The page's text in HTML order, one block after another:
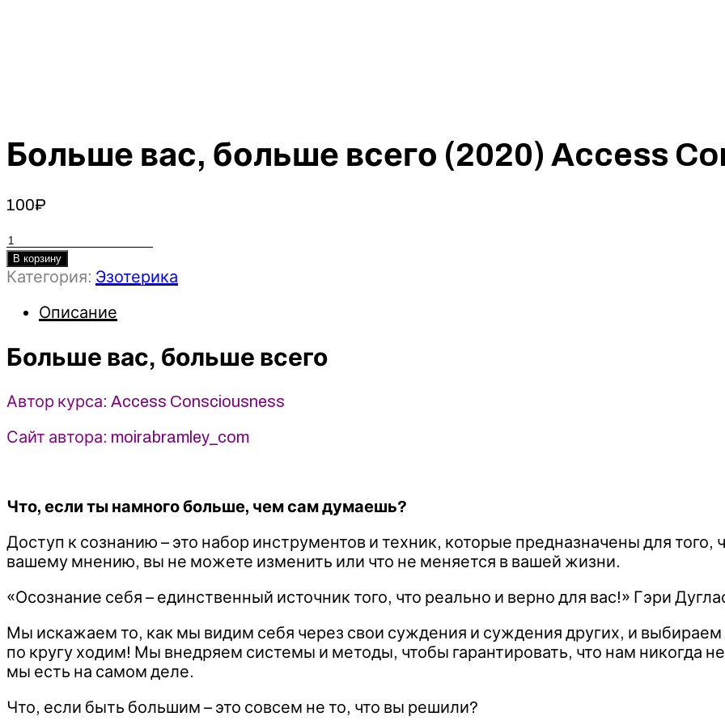
Больше вас, больше всего (2020) Access
100₽
Количество
товара
Больше
больше
(2020)
Access
В корзину
Категория: Эзотерика
Описание
Больше вас, больше всего
Автор курса: Access Consciousness
Сайт автора: moirabramley_com
Что, если ты намного больше, чем сам думаешь?
Доступ к сознанию – это набор инструментов и техник, которые предназначены для того,
вашему мнению, вы не можете изменить или что не меняется в вашей жизни.
«Осознание себя – единственный источник того, что реально и верно для вас!» Гэри
Мы искажаем то, как мы видим себя через свои суждения и суждения других, и выбираем
по кругу ходим! Мы внедряем системы и методы, чтобы гарантировать, что нам никогда
мы есть на самом деле.
Что, если быть большим – это совсем не то, что вы решили?